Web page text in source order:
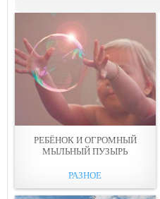
РЕБЁНОК И ОГРОМНЫЙ
МЫЛЬНЫЙ ПУЗЫРЬ
РАЗНОЕ